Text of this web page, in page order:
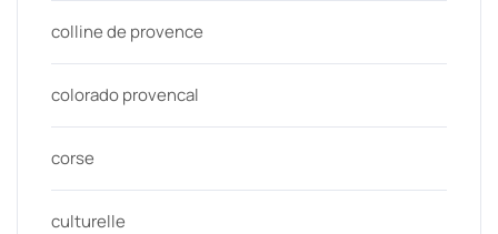
colline de provence
colorado provencal
corse
culturelle